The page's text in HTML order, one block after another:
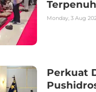
Monday, 3 Aug
Perkuat